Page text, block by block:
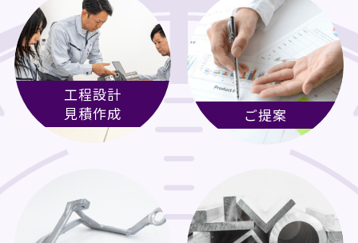
工程設計
見積作成
ご提案